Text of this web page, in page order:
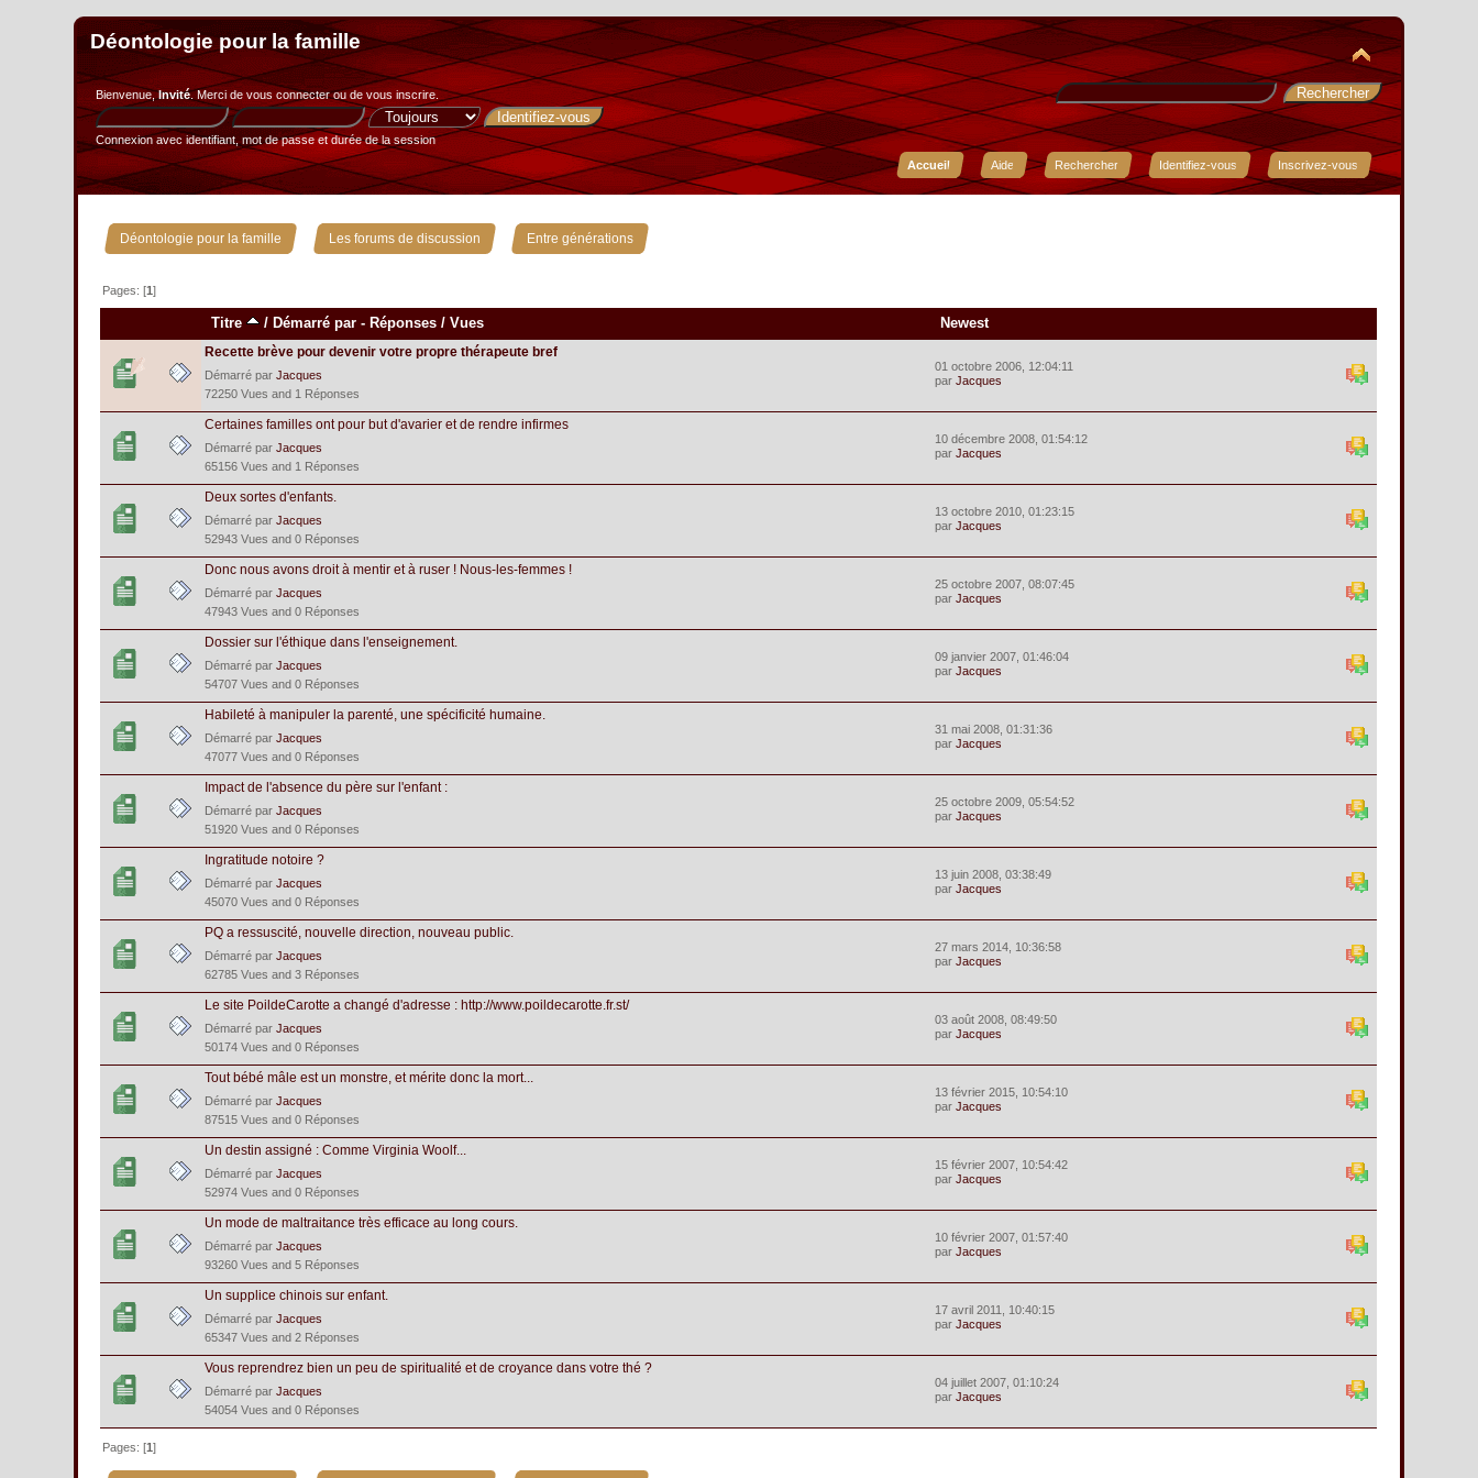
Déontologie pour la famille
Bienvenue,Invité. Merci devous connecterou devous inscrire.
Connexion avec identifiant, mot de passe et durée de la session
Accueil
Aide Rechercher Identifiez-vous Inscrivez-vous
Déontologie pour la famille » Les forums de discussion » Entre générations
Pages: [1]
Titre / Démarré par - Réponses /Vues Newest
Recette brève pour devenir votre propre thérapeute bref
Démarré parJacques
72250 Vues and 1 Réponses
01 octobre 2006, 12:04:11
parJacques
Certaines familles ont pour but d'avarier et de rendre infirmes
Démarré parJacques
65156 Vues and 1 Réponses
10 décembre 2008, 01:54:12
parJacques
Deux sortes d'enfants.
Démarré parJacques
52943 Vues and 0 Réponses
13 octobre 2010, 01:23:15
parJacques
Donc nous avons droit à mentir et à ruser ! Nous-les-femmes !
Démarré parJacques
47943 Vues and 0 Réponses
25 octobre 2007, 08:07:45
parJacques
Dossier sur l'éthique dans l'enseignement.
Démarré parJacques
54707 Vues and 0 Réponses
09 janvier 2007, 01:46:04
parJacques
Habileté à manipuler la parenté, une spécificité humaine.
Démarré parJacques
47077 Vues and 0 Réponses
31 mai 2008, 01:31:36
parJacques
Impact de l'absence du père sur l'enfant :
Démarré parJacques
51920 Vues and 0 Réponses
25 octobre 2009, 05:54:52
parJacques
Ingratitude notoire ?
Démarré parJacques
45070 Vues and 0 Réponses
13 juin 2008, 03:38:49
parJacques
PQ a ressuscité, nouvelle direction, nouveau public.
Démarré parJacques
62785 Vues and 3 Réponses
27 mars 2014, 10:36:58
parJacques
Le site PoildeCarotte a changé d'adresse : http://www.poildecarotte.fr.st/
Démarré parJacques
50174 Vues and 0 Réponses
03 août 2008, 08:49:50
parJacques
Tout bébé mâle est un monstre, et mérite donc la mort...
Démarré parJacques
87515 Vues and 0 Réponses
13 février 2015, 10:54:10
parJacques
Un destin assigné : Comme Virginia Woolf...
Démarré parJacques
52974 Vues and 0 Réponses
15 février 2007, 10:54:42
parJacques
Un mode de maltraitance très efficace au long cours.
Démarré parJacques
93260 Vues and 5 Réponses
10 février 2007, 01:57:40
parJacques
Un supplice chinois sur enfant.
Démarré parJacques
65347 Vues and 2 Réponses
17 avril 2011, 10:40:15
parJacques
Vous reprendrez bien un peu de spiritualité et de croyance dans votre thé ?
Démarré parJacques
54054 Vues and 0 Réponses
04 juillet 2007, 01:10:24
parJacques
Pages: [1]